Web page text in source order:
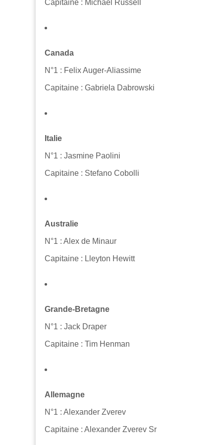
Capitaine : Michael Russell
Canada
N°1 : Felix Auger-Aliassime
Capitaine : Gabriela Dabrowski
Italie
N°1 : Jasmine Paolini
Capitaine : Stefano Cobolli
Australie
N°1 : Alex de Minaur
Capitaine : Lleyton Hewitt
Grande-Bretagne
N°1 : Jack Draper
Capitaine : Tim Henman
Allemagne
N°1 : Alexander Zverev
Capitaine : Alexander Zverev Sr